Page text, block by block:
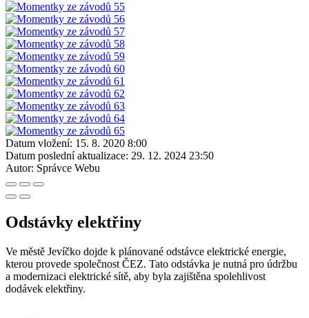
Datum vložení: 15. 8. 2020 8:00
Datum poslední aktualizace: 29. 12. 2024 23:50
Autor: Správce Webu
Odstávky elektřiny
Ve městě Jevíčko dojde k plánované odstávce elektrické energie,
kterou provede společnost ČEZ. Tato odstávka je nutná pro údržbu
a modernizaci elektrické sítě, aby byla zajištěna spolehlivost
dodávek elektřiny.